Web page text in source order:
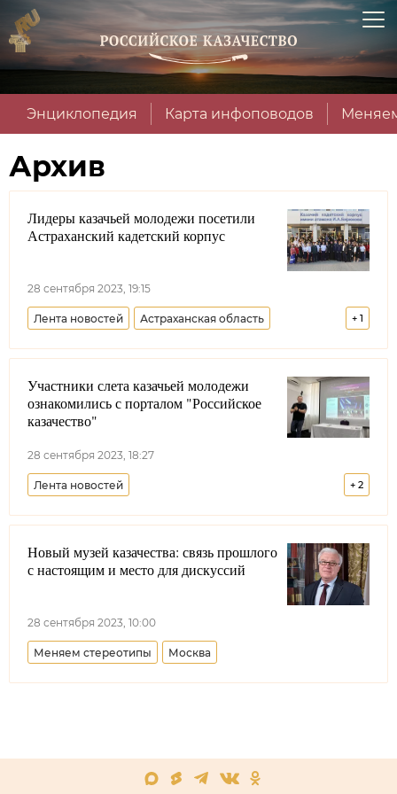
Энциклопедия Карта инфоповодов
Архив
Лидеры казачьей молодежи посетили
Астраханский кадетский корпус
28 сентября 2023, 19:15
+ 1
Лента новостей Астраханская область
IV Всероссийский слет казачьей молодежи
Участники слета казачьей молодежи
ознакомились с порталом "Российское
казачество"
28 сентября 2023, 18:27
+ 2
Лента новостей
IV Всероссийский слет казачьей молодежи
Астраханская область
Новый музей казачества: связь прошлого
с настоящим и место для дискуссий
28 сентября 2023, 10:00
Меняем стереотипы Москва